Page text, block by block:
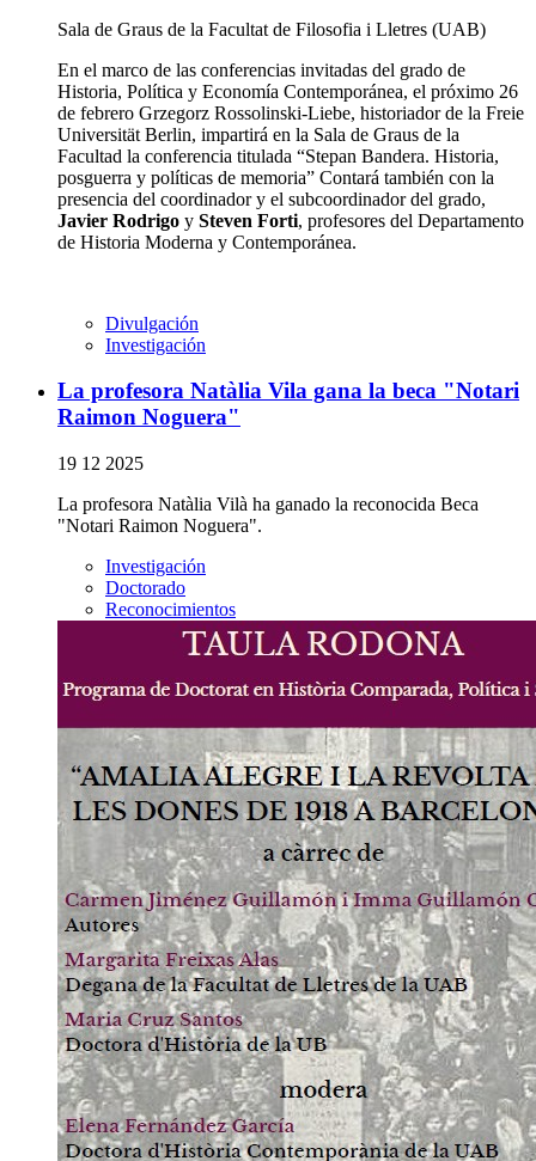
Sala de Graus de la Facultat de Filosofia i Lletres (UAB)
En el marco de las conferencias invitadas del grado de
Historia, Política y Economía Contemporánea, el próximo 26
de febrero Grzegorz Rossolinski-Liebe, historiador de la Freie
Universität Berlin, impartirá en la Sala de Graus de la
Facultad la conferencia titulada “Stepan Bandera. Historia,
posguerra y políticas de memoria” Contará también con la
presencia del coordinador y el subcoordinador del grado,
Javier Rodrigo y Steven Forti, profesores del Departamento
de Historia Moderna y Contemporánea.
Divulgación
Investigación
La profesora Natàlia Vila gana la beca "Notari
Raimon Noguera"
19 12 2025
La profesora Natàlia Vilà ha ganado la reconocida Beca
"Notari Raimon Noguera".
Investigación
Doctorado
Reconocimientos